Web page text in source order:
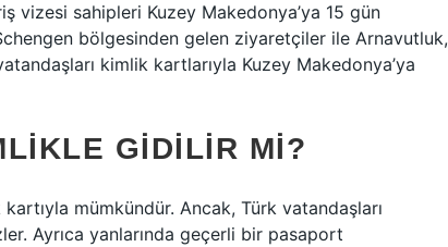
vizesi sahipleri Kuzey Makedonya’ya 15 gün
bölgesinden gelen ziyaretçiler ile Arnavutluk,
kimlik kartlarıyla Kuzey Makedonya’ya
GIDILIR MI?
mümkündür. Ancak, Türk vatandaşları
Ayrıca yanlarında geçerli bir pasaport